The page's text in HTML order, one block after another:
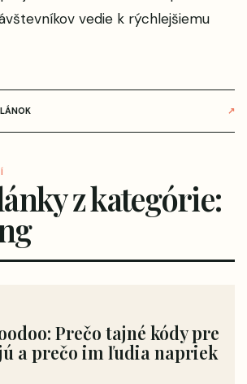
vedie k rýchlejšiemu
↗
z kategórie:
Prečo tajné kódy pre
a prečo im ľudia napriek